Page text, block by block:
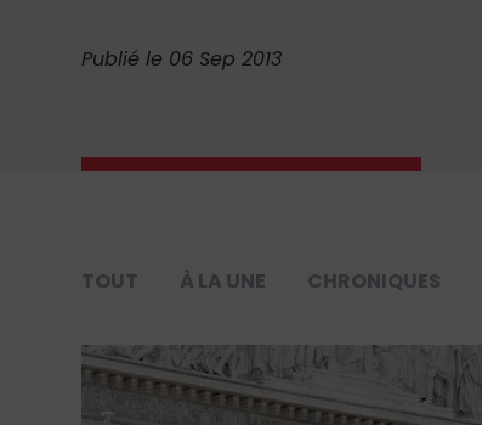
Publié le 06 Sep 2013
TOUT À LA UNE CHRONIQUES